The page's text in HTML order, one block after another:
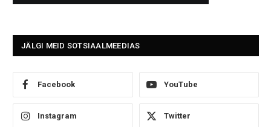
JÄLGI MEID SOTSIAALMEEDIAS
Facebook YouTube
Instagram Twitter